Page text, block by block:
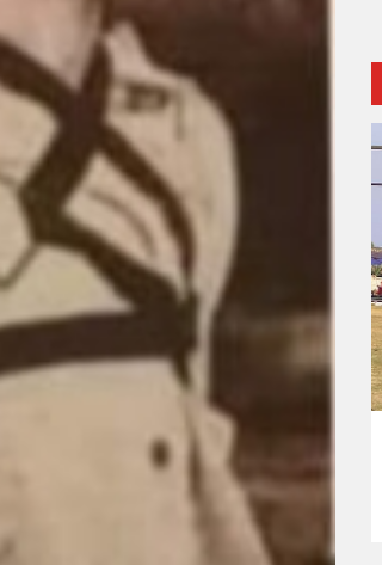
महत्वाच्या बातम्या
What Is a Front-End Developer?
How to Become One, Salary, Skills
Kanthak Suryatale April 30, 2021